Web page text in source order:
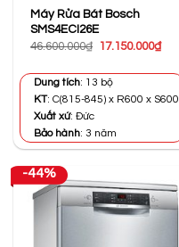
Máy Rửa Bát Bosch
SMS4ECI26E
46.600.000₫
Giá
46.600.000₫.
17.150.000₫Giá
Dung tích: 13 bộ
KT: C(815-845) x R600 x S600
Xuất xứ: Đức
Bảo hành: 3 năm
-44%